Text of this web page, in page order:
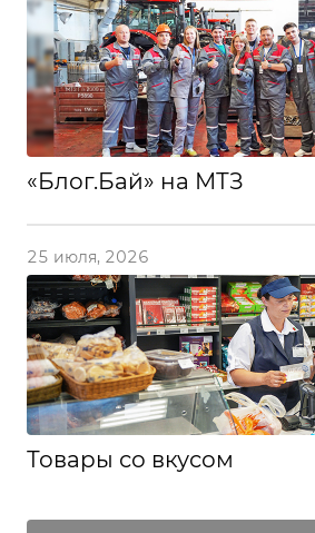
«Блог.Бай» на МТЗ
25 июля, 2026
Товары со вкусом